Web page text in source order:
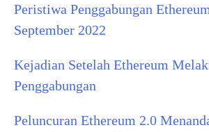
Peristiwa Penggabungan
September 2022
Kejadian Setelah Ethereum
Penggabungan
Peluncuran Ethereum 2.0